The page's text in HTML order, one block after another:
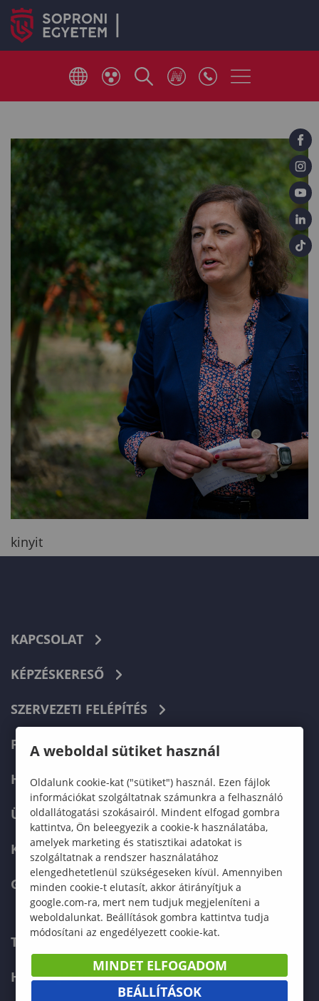
kinyit
KAPCSOLAT
KÉPZÉSKERESŐ
SZERVEZETI FELÉPÍTÉS
FELVÉTELIZŐKNEK
HALLGATÓKNAK
ÜZLETI PARTNEREKNEK
KARRIER
GREEN UNIVERSITY
TELEFONKÖNYV
HIBABEJELENTÉS
A weboldal sütiket használ
Oldalunk cookie-kat ("sütiket") használ. Ezen fájlok
információkat szolgáltatnak számunkra a felhasználó
oldallátogatási szokásairól. Mindent elfogad gombra
kattintva, Ön beleegyezik a cookie-k használatába,
amelyek marketing és statisztikai adatokat is
szolgáltatnak a rendszer használatához
elengedhetetlenül szükségeseken kívül. Amennyiben
minden cookie-t elutasít, akkor átirányítjuk a
google.com-ra, mert nem tudjuk megjeleníteni a
weboldalunkat. Beállítások gombra kattintva tudja
módosítani az engedélyezett cookie-kat.
MINDET ELFOGADOM
BEÁLLÍTÁSOK